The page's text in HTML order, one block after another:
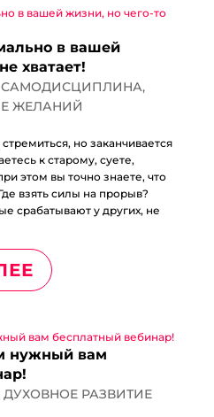
в вашей
хватает!
САМОДИСЦИПЛИНА,
ЖЕЛАНИЙ
но заканчивается
к старому, суете,
этом вы точно знаете, что
взять силы на прорыв?
срабатывают у других, не
нужный вам
РАЗВИТИЕ